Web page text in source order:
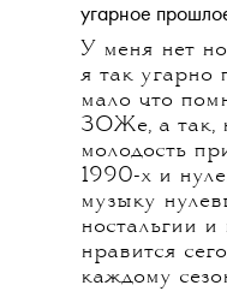
угарное
У меня нет
я так угарно
мало что
ЗОЖе, а так,
молодость
1990-х и
музыку
ностальгии
нравится
каждому